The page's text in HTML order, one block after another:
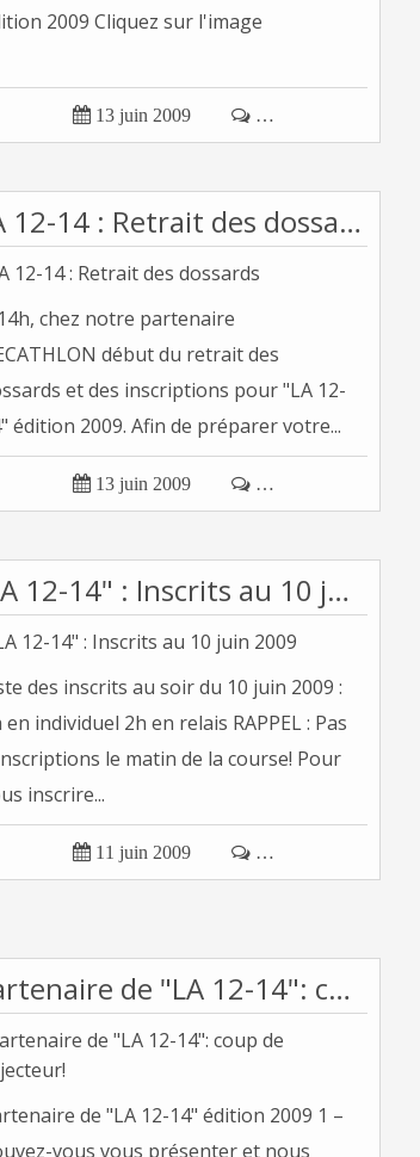
2009 Cliquez sur l'image
 13 juin 2009  …
LA 12-14 : Retrait des dossards
chez notre partenaire
début du retrait des
et des inscriptions pour "LA 12-
édition 2009. Afin de préparer votre...
 13 juin 2009  …
"LA 12-14" : Inscrits au 10 juin 2009
des inscrits au soir du 10 juin 2009 :
en individuel 2h en relais RAPPEL : Pas
le matin de la course! Pour
inscrire...
 11 juin 2009  …
Partenaire de "LA 12-14": coup de projecteur!
de "LA 12-14" édition 2009 1 –
vous vous présenter et nous